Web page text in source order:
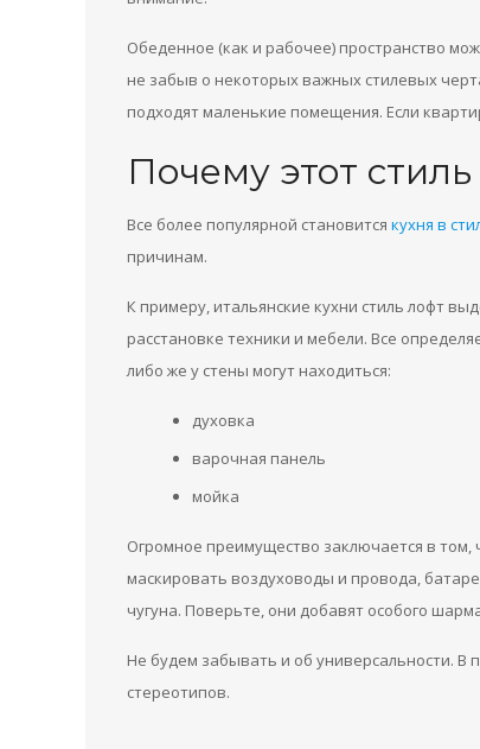
Обеденное (как и рабочее) пространство
не забыв о некоторых важных стилевых
подходят маленькие помещения. Если
Почему этот
Все более популярной становится кухня в
причинам.
К примеру, итальянские кухни стиль лофт
расстановке техники и мебели. Все
либо же у стены могут находиться:
духовка
варочная панель
мойка
Огромное преимущество заключается в том,
маскировать воздуховоды и провода,
чугуна. Поверьте, они добавят особого
Не будем забывать и об универсальности. В
стереотипов.